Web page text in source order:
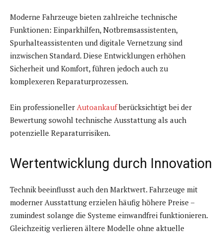
Moderne Fahrzeuge bieten zahlreiche technische
Funktionen: Einparkhilfen, Notbremsassistenten,
Spurhalteassistenten und digitale Vernetzung sind
inzwischen Standard. Diese Entwicklungen erhöhen
Sicherheit und Komfort, führen jedoch auch zu
komplexeren Reparaturprozessen.
Ein professioneller Autoankaufberücksichtigt bei der
Bewertung sowohl technische Ausstattung als auch
potenzielle Reparaturrisiken.
Wertentwicklung durch Innovation
Technik beeinflusst auch den Marktwert. Fahrzeuge mit
moderner Ausstattung erzielen häufig höhere Preise –
zumindest solange die Systeme einwandfrei funktionieren.
Gleichzeitig verlieren ältere Modelle ohne aktuelle